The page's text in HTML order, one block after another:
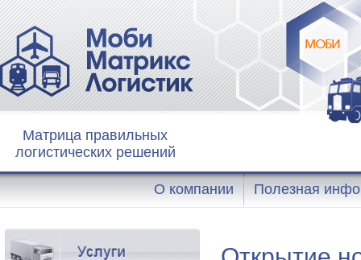
Матрица правильных
логистических решений
О компании Полезная